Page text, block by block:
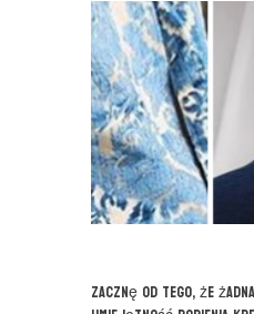
Zacznę od tego, że